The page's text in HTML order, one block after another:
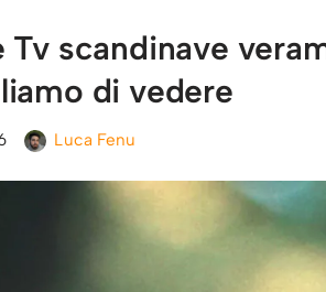
Tv scandinave
di vedere
Luca Fenu